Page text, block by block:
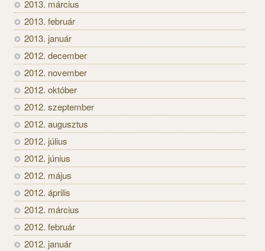
2013. március
2013. február
2013. január
2012. december
2012. november
2012. október
2012. szeptember
2012. augusztus
2012. július
2012. június
2012. május
2012. április
2012. március
2012. február
2012. január